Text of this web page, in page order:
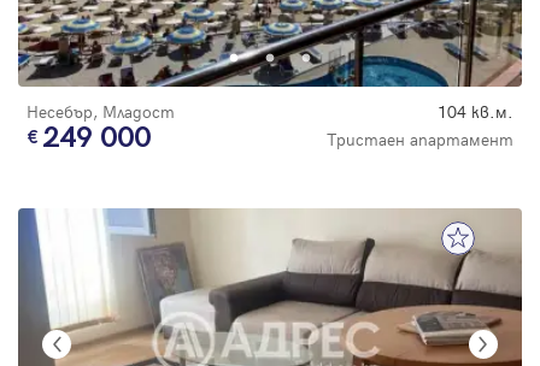
Несебър, Младост 104 кв.м.
249 000 Тристаен апартамент